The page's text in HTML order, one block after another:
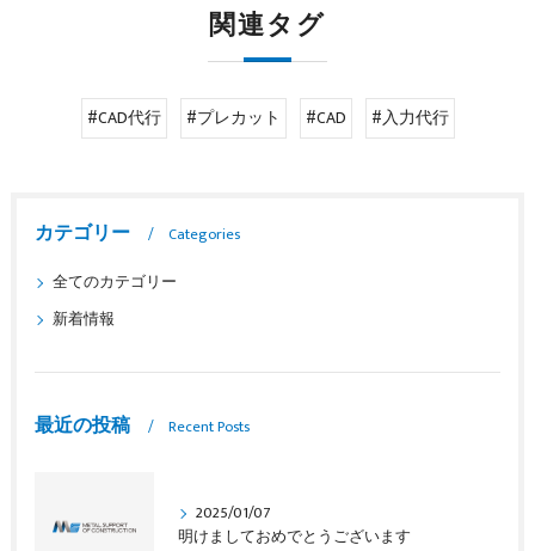
関連タグ
#CAD代行 #プレカット #CAD #入力代行
カテゴリー
Categories
全てのカテゴリー
新着情報
最近の投稿 Recent Posts
2025/01/07
明けましておめでとうございます